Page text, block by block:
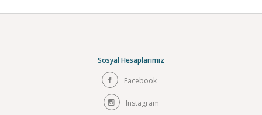
Sosyal Hesaplarımız
Facebook
Instagram